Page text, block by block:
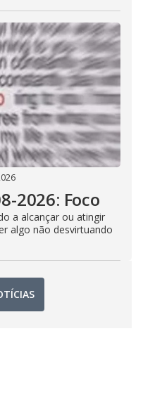
2026: Foco
a alcançar ou atingir
algo não desvirtuando